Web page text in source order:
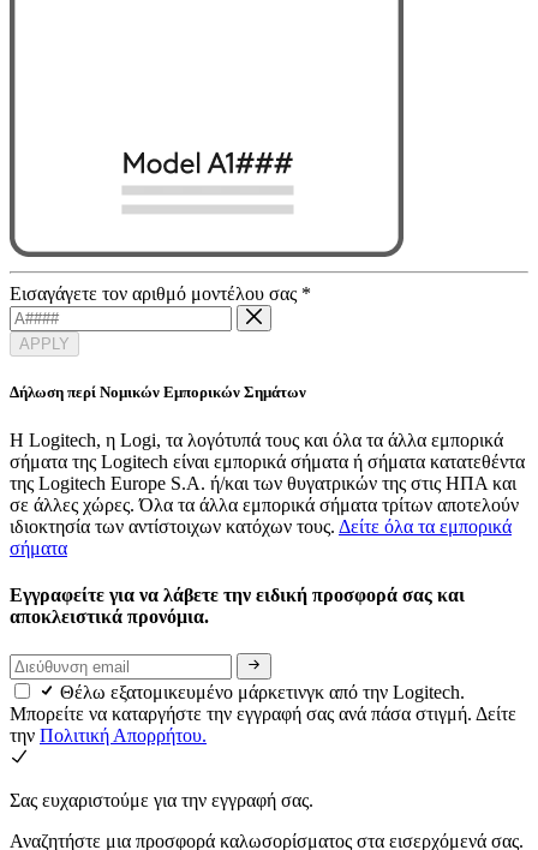
Εισαγάγετε τον αριθμό μοντέλου σας *
APPLY
Δήλωση περί Νομικών Εμπορικών Σημάτων
Η Logitech, η Logi, τα λογότυπά τους και όλα τα άλλα εμπορικά
σήματα της Logitech είναι εμπορικά σήματα ή σήματα κατατεθέντα
της Logitech Europe S.A. ή/και των θυγατρικών της στις ΗΠΑ και
σε άλλες χώρες. Όλα τα άλλα εμπορικά σήματα τρίτων αποτελούν
ιδιοκτησία των αντίστοιχων κατόχων τους. Δείτε όλα τα εμπορικά
σήματα
Εγγραφείτε για να λάβετε την ειδική προσφορά σας και
αποκλειστικά προνόμια.
Θέλω εξατομικευμένο μάρκετινγκ από την Logitech.
Μπορείτε να καταργήστε την εγγραφή σας ανά πάσα στιγμή. Δείτε
την Πολιτική Απορρήτου.
Σας ευχαριστούμε για την εγγραφή σας.
Αναζητήστε μια προσφορά καλωσορίσματος στα εισερχόμενά σας.